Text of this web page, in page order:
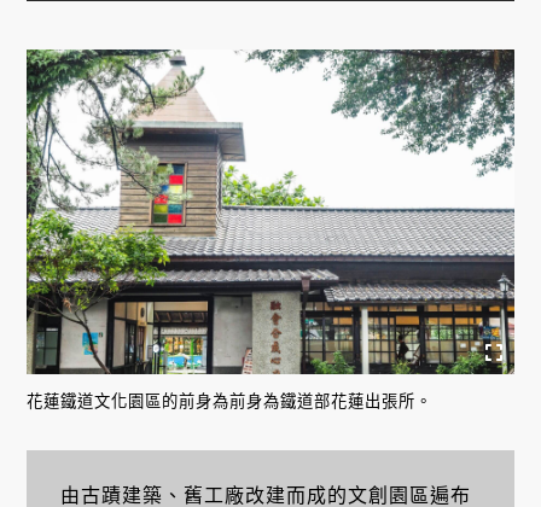
花蓮鐵道文化園區的前身為前身為鐵道部花蓮出張所。
由古蹟建築、舊工廠改建而成的文創園區遍布